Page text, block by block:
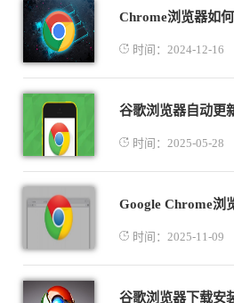
时间：2024-12-16
时间：2025-05-28
时间：2025-11-09